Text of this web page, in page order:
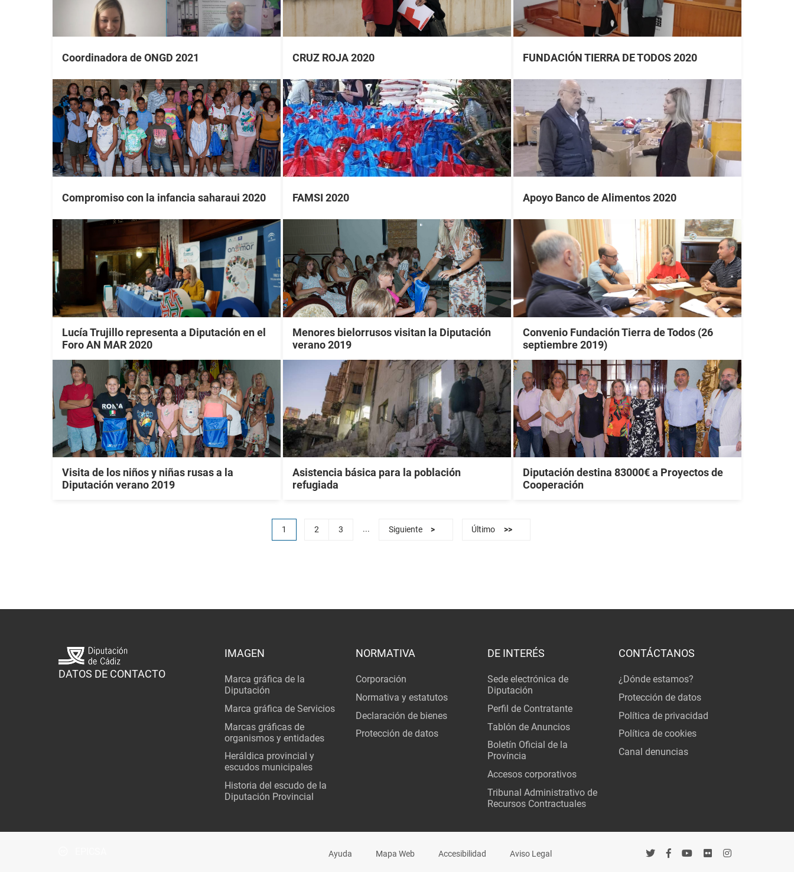
Coordinadora de ONGD 2021 CRUZ ROJA 2020 FUNDACIÓN TIERRA DE TODOS 2020
Compromiso con la infancia saharaui 2020 FAMSI 2020 Apoyo Banco de Alimentos 2020
Lucía Trujillo representa a Diputación en el
Foro AN MAR 2020
Menores bielorrusos visitan la Diputación
verano 2019
Convenio Fundación Tierra de Todos (26
septiembre 2019)
Visita de los niños y niñas rusas a la
Diputación verano 2019
Asistencia básica para la población
refugiada
Diputación destina 83000€ a Proyectos de
Cooperación
1 2 3 ... Siguiente > Último >>
DATOS DE CONTACTO
IMAGEN
Marca gráfica de la
Diputación
Marca gráfica de Servicios
Marcas gráficas de
organismos y entidades
Heráldica provincial y
escudos municipales
Historia del escudo de la
Diputación Provincial
NORMATIVA
Corporación
Normativa y estatutos
Declaración de bienes
Protección de datos
DE INTERÉS
Sede electrónica de
Diputación
Perfil de Contratante
Tablón de Anuncios
Boletín Oficial de la
Província
Accesos corporativos
Tribunal Administrativo de
Recursos Contractuales
CONTÁCTANOS
¿Dónde estamos?
Protección de datos
Política de privacidad
Política de cookies
Canal denuncias
Ayuda Mapa Web Accesibilidad Aviso Legal